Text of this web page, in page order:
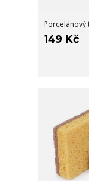
Porcelánový
149 Kč